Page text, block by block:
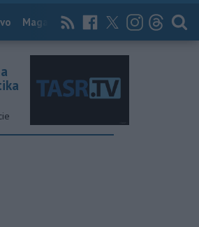
Magazín News Now Archív